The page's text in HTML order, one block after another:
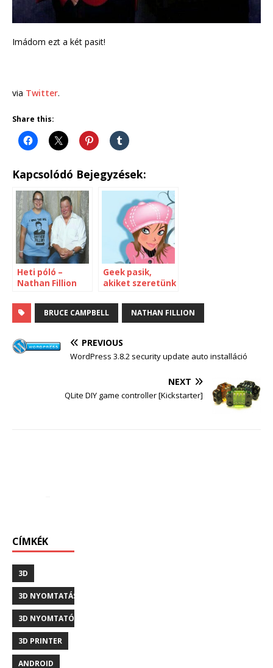
Imádom ezt a két pasit!
via Twitter.
Share this:
Kapcsolódó Bejegyzések:
Heti póló –
Nathan Fillion
Geek pasik,
akiket szeretünk
BRUCE CAMPBELL NATHAN FILLION
PREVIOUS
WordPress 3.8.2 security update auto installáció
NEXT
QLite DIY game controller [Kickstarter]
CÍMKÉK
3D
3D NYOMTATÁS
3D NYOMTATÓ
3D PRINTER
ANDROID